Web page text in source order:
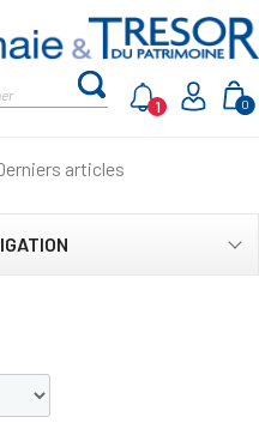
0
1
articles